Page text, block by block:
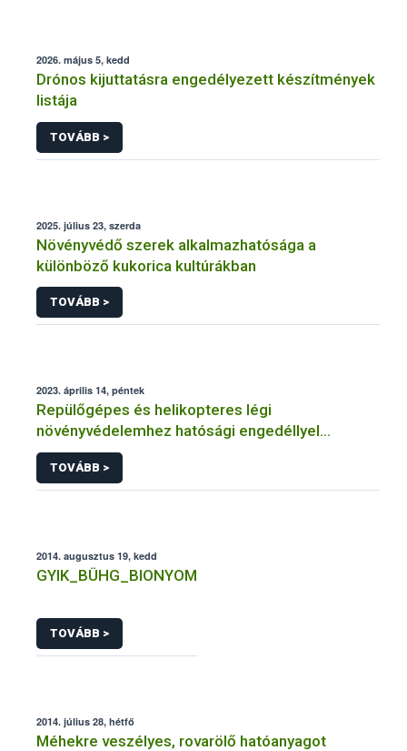
2026. május 5, kedd
Drónos kijuttatásra engedélyezett készítmények
listája
TOVÁBB >
2025. július 23, szerda
Növényvédő szerek alkalmazhatósága a
különböző kukorica kultúrákban
TOVÁBB >
2023. április 14, péntek
Repülőgépes és helikopteres légi
növényvédelemhez hatósági engedéllyel
rendelkező szervezetek
TOVÁBB >
2014. augusztus 19, kedd
GYIK_BÜHG_BIONYOM
TOVÁBB >
2014. július 28, hétfő
Méhekre veszélyes, rovarölő hatóanyagot